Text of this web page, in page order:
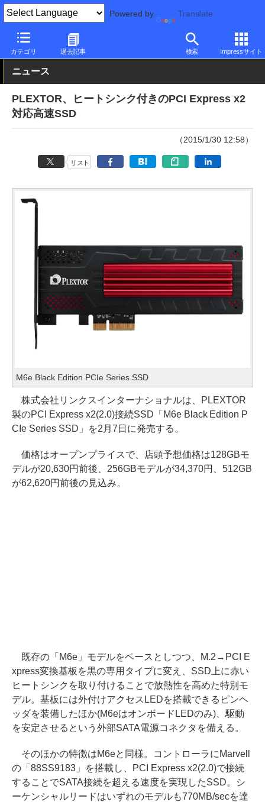
Powered by Translate
カテゴリ 過去記事 検索 Impressサイト
PC Watch 半導体/周辺機器
ニュース
PLEXTOR、ヒートシンク付きのPCI Express x2
対応高速SSD
（2015/1/30 12:58）
リスト
M6e Black Edition PCIe Series SSD
株式会社リンクスインターナショナルは、PLEXTOR
製のPCI Express x2(2.0)接続SSD「M6e Black Edition P
CIe Series SSD」を2月7日に発売する。
価格はオープンプライスで、店頭予想価格は128GBモ
デルが20,630円前後、256GBモデルが34,370円、512GB
が62,620円前後の見込み。
既存の「M6e」モデルをベースとしつつ、M.2→PCI E
xpress変換基板を黒の専用タイプに変え、SSD上に赤い
ヒートシンクを取り付けることで放熱性を高めた特別モ
デル。基板には外付けアクセスLEDを搭載できるピンヘ
ッダを装備したほか(M6eはオンボードLEDのみ)、駆動
を安定させるという外部SATA電源コネクタを備える。
そのほかの特徴はM6eと同様。コントローラにMarvell
の「88SS9183」を搭載し、PCI Express x2(2.0)で接続
することでSATA接続を超える速度を実現したSSD。シ
ーケンシャルリードはいずれのモデルも770MB/secを達